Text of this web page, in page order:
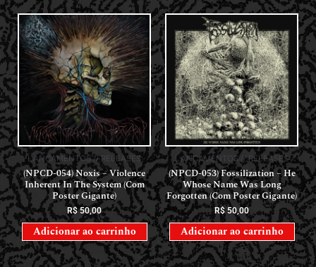
LANÇAMENTOS // RELEASES
(NPCD-054) Noxis – Violence
Inherent In The System (Com
Poster Gigante)
R$50,00
Adicionar ao carrinho
LANÇAMENTOS // RELEASES
(NPCD-053) Fossilization – He
Whose Name Was Long
Forgotten (Com Poster Gigante)
R$ 50,00
Adicionar ao carrinho